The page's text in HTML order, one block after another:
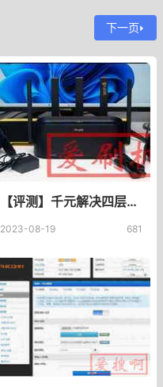
下一页
【评测】千元解决四层别墅Mesh组网，锐捷蜂鸟旗舰版路由如何？
2023-08-19 681